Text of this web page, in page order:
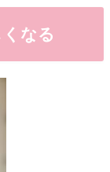
なる